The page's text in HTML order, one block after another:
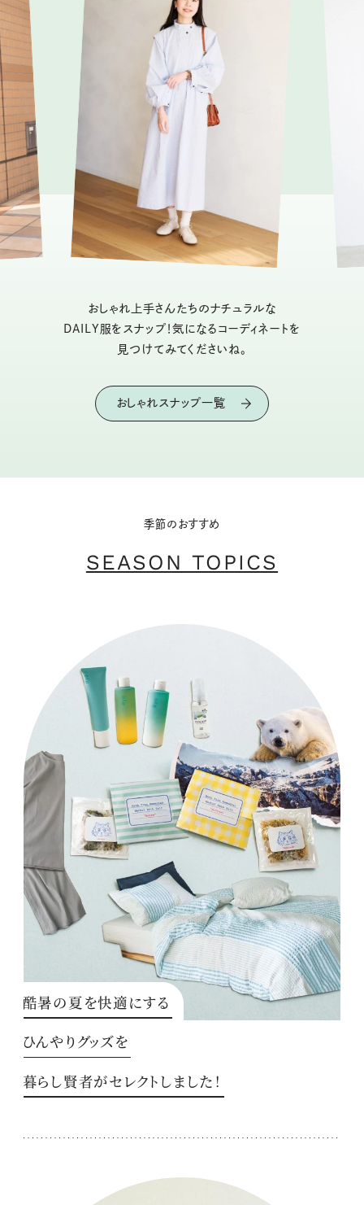
おしゃれ上手さんたちのナチュラルな
DAILY服をスナップ！気になるコーディネートを
見つけてみてくださいね。
おしゃれスナップ一覧
季節のおすすめ
SEASON TOPICS
酷暑の夏を快適にする
ひんやりグッズを
暮らし賢者がセレクトしました！